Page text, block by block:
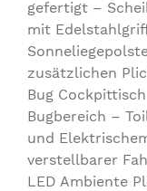
gefertigt –
mit
zusätzlichen
Bug
Bugbereich –
und
verstellbarer
LED Ambiente